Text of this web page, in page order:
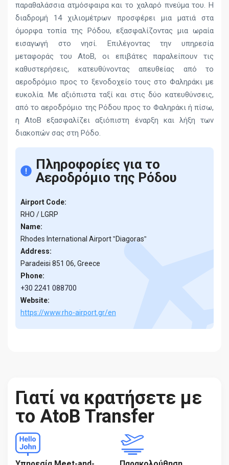
παραθαλάσσια ατμόσφαιρα και το χαλαρό πνεύμα του. Η
διαδρομή 14 χιλιομέτρων προσφέρει μια ματιά στα
όμορφα τοπία της Ρόδου, εξασφαλίζοντας μια ωραία
εισαγωγή στο νησί. Επιλέγοντας την υπηρεσία
μεταφοράς του AtoB, οι επιβάτες παραλείπουν τις
καθυστερήσεις, κατευθύνοντας απευθείας από το
αεροδρόμιο προς το ξενοδοχείο τους στο Φαληράκι με
ευκολία. Με αξιόπιστα ταξί και στις δύο κατευθύνσεις,
από το αεροδρόμιο της Ρόδου προς το Φαληράκι ή πίσω,
η AtoB εξασφαλίζει αξιόπιστη έναρξη και λήξη των
διακοπών σας στη Ρόδο.
Πληροφορίες για το
Αεροδρόμιο της Ρόδου
Airport Code:
RHO / LGRP
Name:
Rhodes International Airport ‟Diagoras‟
Address:
Paradeisi 851 06, Greece
Phone:
+30 2241 088700
Website:
https://www.rho-airport.gr/en
Γιατί να κρατήσετε με
το AtoB Transfer